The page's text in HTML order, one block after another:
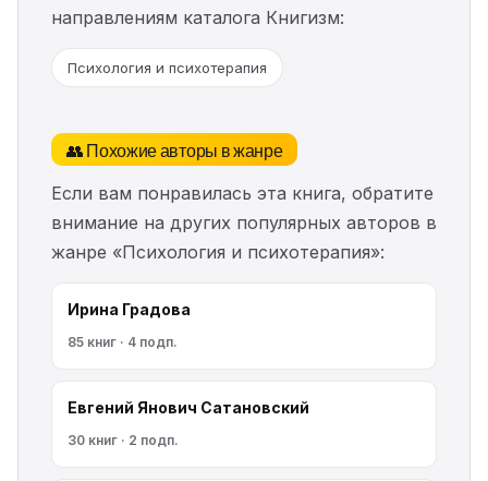
направлениям каталога Книгизм:
Психология и психотерапия
👥 Похожие авторы в жанре
Если вам понравилась эта книга, обратите
внимание на других популярных авторов в
жанре «Психология и психотерапия»:
Ирина Градова
85 книг · 4 подп.
Евгений Янович Сатановский
30 книг · 2 подп.